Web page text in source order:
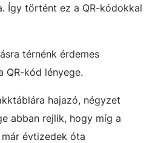
Így történt ez a QR-kódokkal
térnénk érdemes
QR-kód lényege.
hajazó, négyzet
abban rejlik, hogy míg a
évtizedek óta